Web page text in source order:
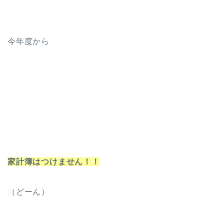
今年度から
家計簿はつけません！！
（どーん）